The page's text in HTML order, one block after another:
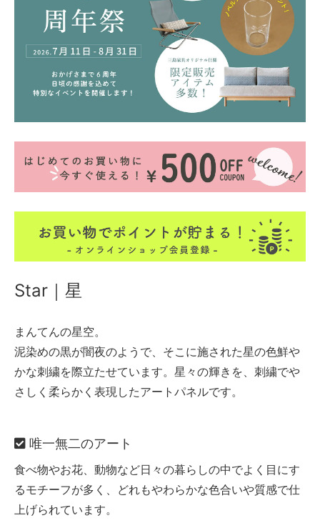
Star｜星
まんてんの星空。
泥染めの黒が闇夜のようで、そこに施された星の色鮮や
かな刺繍を際立たせています。星々の輝きを、刺繍でや
さしく柔らかく表現したアートパネルです。
唯一無二のアート
食べ物やお花、動物など日々の暮らしの中でよく目にす
るモチーフが多く、どれもやわらかな色合いや質感で仕
上げられています。